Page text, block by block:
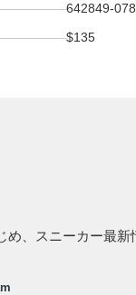
642849-078
$135
、スニーカー最新